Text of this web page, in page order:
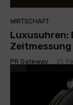
WIRTSCHAFT
Luxusuhren:
PR Gateway 21.